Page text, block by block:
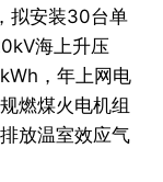
拟安装30台单
海上升压
，年上网电
燃煤火电机组
放温室效应气